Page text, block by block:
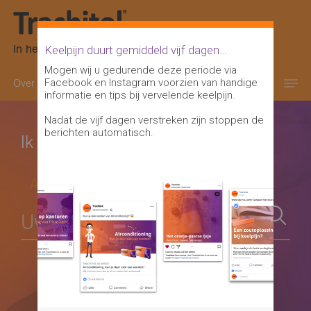
In het oranje-paarse doosje
Over keelpijn Keelontsteking informatie
Ik heb een vraag over
Alle onderwerpen
Je gebruikt Trachitol volgens
Keelpijn duurt gemiddeld vijf dagen…
Mogen wij u gedurende deze periode via
Facebook en Instagram voorzien van handige
informatie en tips bij vervelende keelpijn.
Nadat de vijf dagen verstreken zijn stoppen de
berichten automatisch.